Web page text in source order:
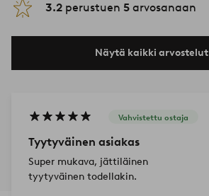
3.2 perustuen 5 arvosanaan
Näytä kaikki arvostelut
Vahvistettu ostaja
Tyytyväinen asiakas
Super mukava, jättiläinen
tyytyväinen todellakin.